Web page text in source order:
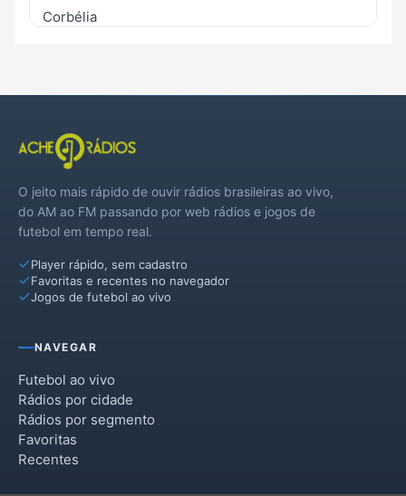
Corbélia
Lindoeste
Nova Aurora
Santa Lúcia
Santa Tereza do Oeste
Três Barras do Paraná
O jeito mais rápido de ouvir rádios brasileiras ao vivo,
do AM ao FM passando por web rádios e jogos de
futebol em tempo real.
Player rápido, sem cadastro
Favoritas e recentes no navegador
Jogos de futebol ao vivo
NAVEGAR
Futebol ao vivo
Rádios por cidade
Rádios por segmento
Favoritas
Recentes